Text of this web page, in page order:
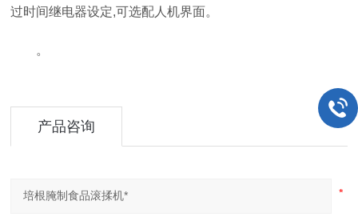
过时间继电器设定,可选配人机界面。
。
产品咨询